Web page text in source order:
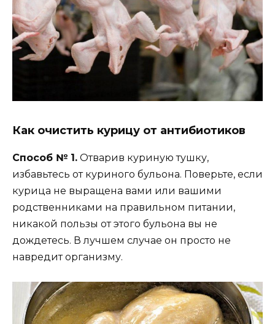
Как очистить курицу от антибиотиков
Способ № 1. Отварив куриную тушку,
избавьтесь от куриного бульона. Поверьте, если
курица не выращена вами или вашими
родственниками на правильном питании,
никакой пользы от этого бульона вы не
дождетесь. В лучшем случае он просто не
навредит организму.